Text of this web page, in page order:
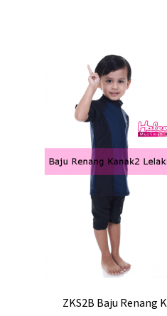
ZKS2B Baju Renang